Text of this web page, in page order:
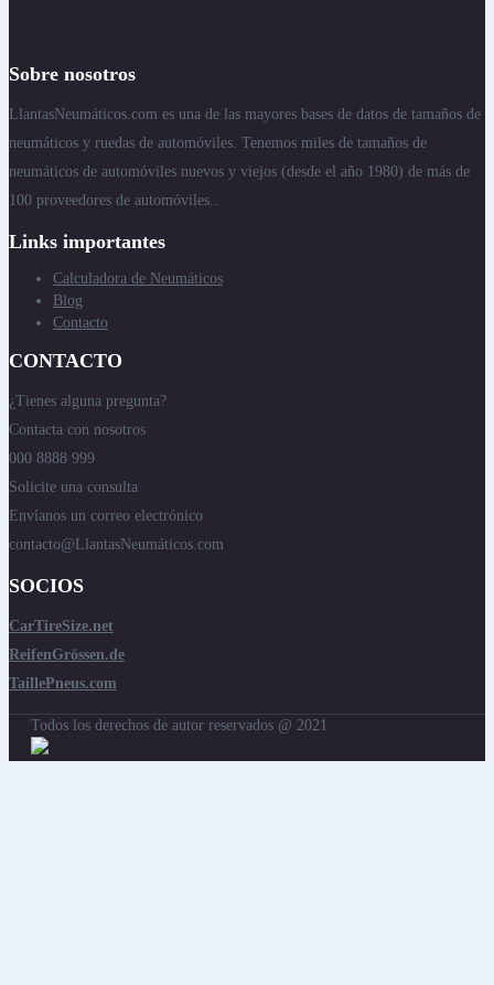
Sobre nosotros
LlantasNeumáticos.com es una de las mayores bases de datos de tamaños de
neumáticos y ruedas de automóviles. Tenemos miles de tamaños de
neumáticos de automóviles nuevos y viejos (desde el año 1980) de más de
100 proveedores de automóviles..
Links importantes
Calculadora de Neumáticos
Blog
Contacto
CONTACTO
¿Tienes alguna pregunta?
Contacta con nosotros
000 8888 999
Solicite una consulta
Envíanos un correo electrónico
contacto@LlantasNeumáticos.com
SOCIOS
CarTireSize.net
ReifenGrössen.de
TaillePneus.com
Todos los derechos de autor reservados @ 2021